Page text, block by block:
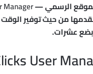
الرسمي —Manager
من حيث توفير الوقت
عشرات.